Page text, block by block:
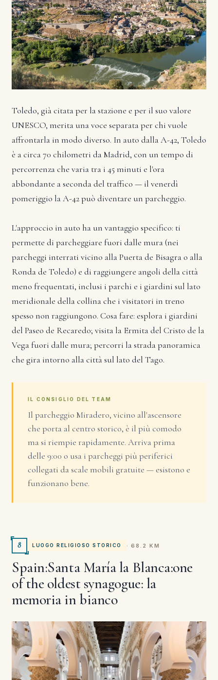
Toledo, già citata per la stazione e per il suo valore
UNESCO, merita una voce separata per chi vuole
affrontarla in modo diverso. In auto dalla A-42, Toledo
è a circa 70 chilometri da Madrid, con un tempo di
percorrenza che varia tra i 45 minuti e l'ora
abbondante a seconda del traffico — il venerdì
pomeriggio la A-42 può diventare un parcheggio.
L'approccio in auto ha un vantaggio specifico: ti
permette di parcheggiare fuori dalle mura (nei
parcheggi interrati vicino alla Puerta de Bisagra o alla
Ronda de Toledo) e di raggiungere angoli della città
meno frequentati, inclusi i parchi e i giardini sul lato
meridionale della collina che i visitatori in treno
spesso non raggiungono. Cosa fare: esplora i giardini
del Paseo de Recaredo; visita la Ermita del Cristo de la
Vega fuori dalle mura; percorri la strada panoramica
che gira intorno alla città sul lato del Tago.
IL CONSIGLIO DEL TEAM
Il parcheggio Miradero, vicino all'ascensore
che porta al centro storico, è il più comodo
ma si riempie rapidamente. Arriva prima
delle 9:00 o usa i parcheggi più periferici
collegati da scale mobili gratuite — esistono e
funzionano bene.
8 LUOGO RELIGIOSO STORICO · 68.2 KM
Spain:Santa María la Blanca:one
of the oldest synagogue: la
memoria in bianco